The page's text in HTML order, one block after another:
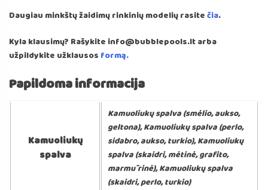
Daugiau minkštų žaidimų rinkinių modelių rasitečia.
Kyla klausimų? Rašykite info@bubblepools.lt arba
užpildykite užklausos formą.
Papildoma informacija
Kamuoliukų
spalva
Kamuoliukų spalva (smėlio, aukso,
geltona), Kamuoliukų spalva (perlo,
sidabro, aukso, turkio), Kamuoliukų
spalva (skaidri, mėtinė, grafito,
marmūrinė), Kamuoliukų spalva
(skaidri, perlo, turkio)